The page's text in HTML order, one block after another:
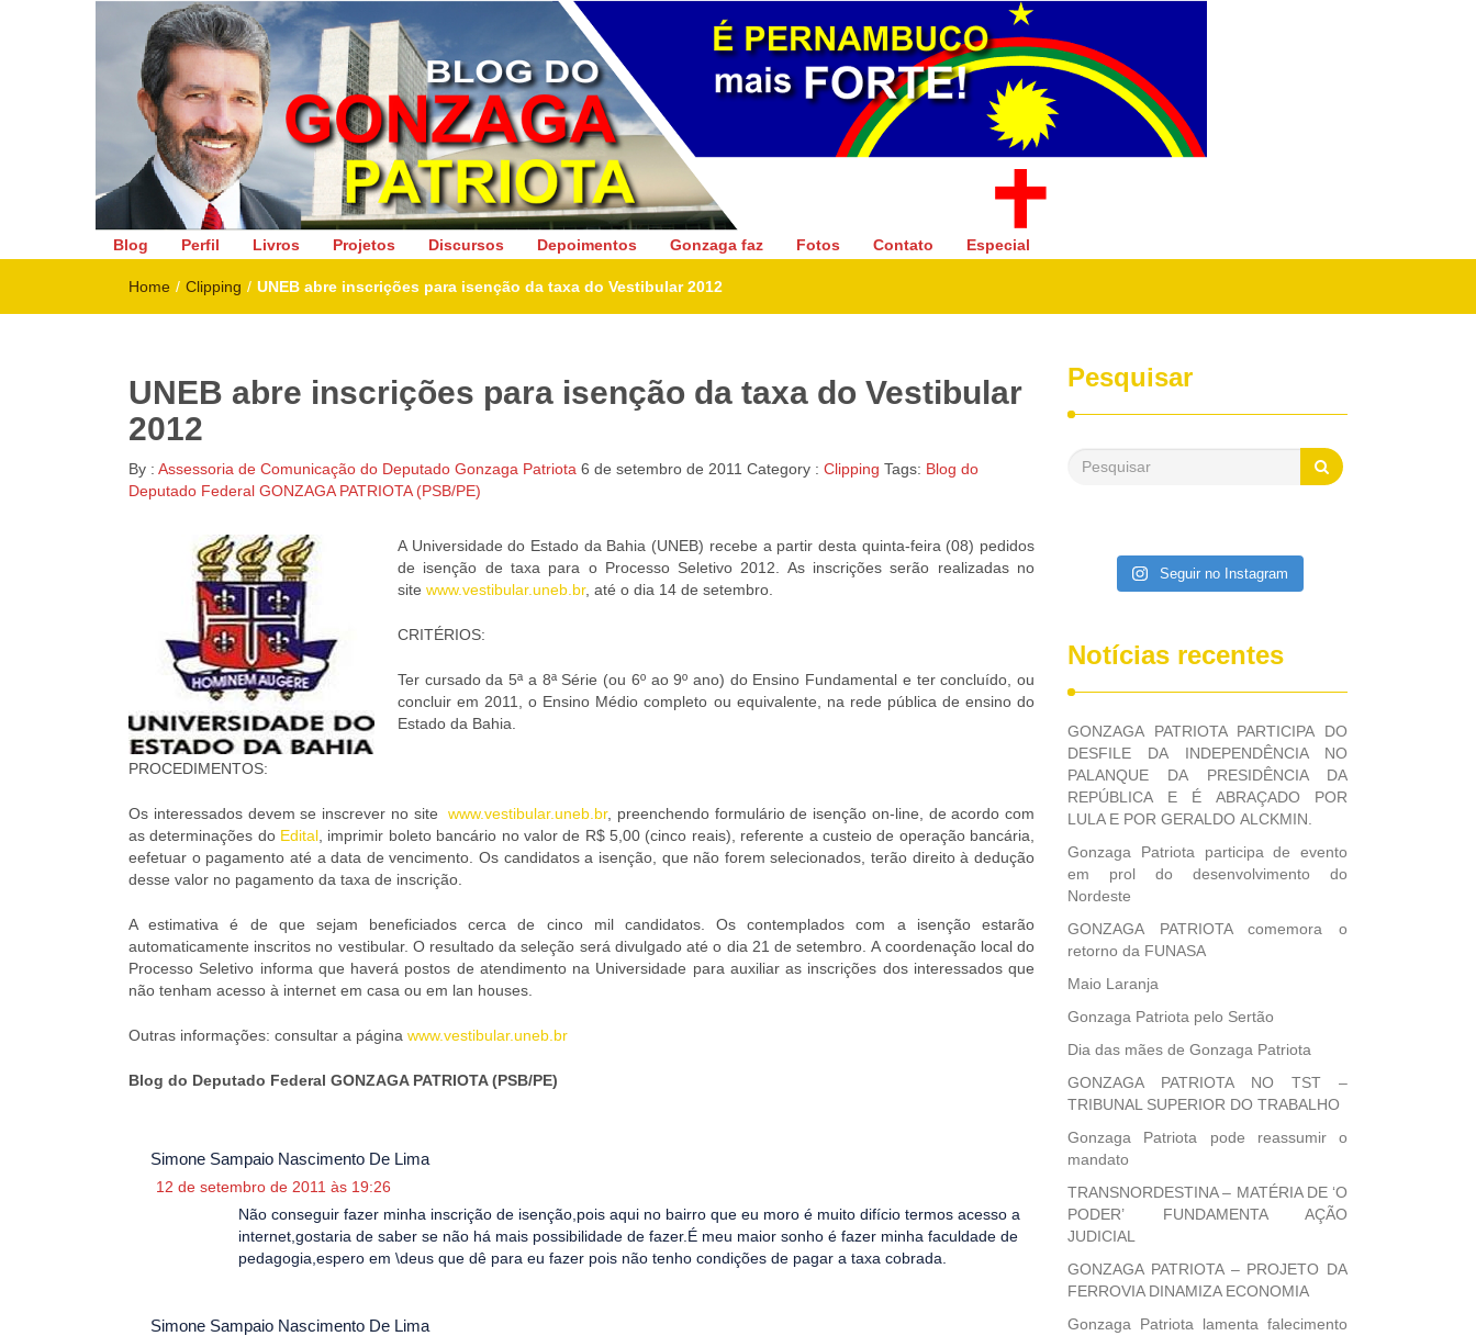
Gonzaga Patriota
Deputado Federal
Blog Perfil Livros Projetos Discursos Depoimentos Gonzaga faz Fotos Contato Especial
Home / Clipping / UNEB abre inscrições para isenção da taxa do Vestibular 2012
UNEB abre inscrições para isenção da taxa do Vestibular
2012
By : Assessoria de Comunicação do Deputado Gonzaga Patriota 6 de setembro de 2011 Category : Clipping Tags: Blog do
Deputado Federal GONZAGA PATRIOTA (PSB/PE)
A Universidade do Estado da Bahia (UNEB) recebe a partir desta quinta-feira (08) pedidos
de isenção de taxa para o Processo Seletivo 2012. As inscrições serão realizadas no
site www.vestibular.uneb.br, até o dia 14 de setembro.
CRITÉRIOS:
Ter cursado da 5ª a 8ª Série (ou 6º ao 9º ano) do Ensino Fundamental e ter concluído, ou
concluir em 2011, o Ensino Médio completo ou equivalente, na rede pública de ensino do
Estado da Bahia.
PROCEDIMENTOS:
Os interessados devem se inscrever no site www.vestibular.uneb.br, preenchendo formulário de isenção on-line, de acordo com
as determinações do Edital , imprimir boleto bancário no valor de R$ 5,00 (cinco reais), referente a custeio de operação bancária,
eefetuar o pagamento até a data de vencimento. Os candidatos a isenção, que não forem selecionados, terão direito à dedução
desse valor no pagamento da taxa de inscrição.
A estimativa é de que sejam beneficiados cerca de cinco mil candidatos. Os contemplados com a isenção estarão
automaticamente inscritos no vestibular. O resultado da seleção será divulgado até o dia 21 de setembro. A coordenação local do
Processo Seletivo informa que haverá postos de atendimento na Universidade para auxiliar as inscrições dos interessados que
não tenham acesso à internet em casa ou em lan houses.
Outras informações: consultar a página www.vestibular.uneb.br
Blog do Deputado Federal GONZAGA PATRIOTA (PSB/PE)
Simone Sampaio Nascimento De Lima
12 de setembro de 2011 às 19:26
Não conseguir fazer minha inscrição de isenção,pois aqui no bairro que eu moro é muito difício termos acesso a
internet,gostaria de saber se não há mais possibilidade de fazer.É meu maior sonho é fazer minha faculdade de
pedagogia,espero em \deus que dê para eu fazer pois não tenho condições de pagar a taxa cobrada.
Simone Sampaio Nascimento De Lima
Pesquisar
Seguir no Instagram
Notícias recentes
GONZAGA PATRIOTA PARTICIPA DO
DESFILE DA INDEPENDÊNCIA NO
PALANQUE DA PRESIDÊNCIA DA
REPÚBLICA E É ABRAÇADO POR
LULA E POR GERALDO ALCKMIN.
Gonzaga Patriota participa de evento
em prol do desenvolvimento do
Nordeste
GONZAGA PATRIOTA comemora o
retorno da FUNASA
Maio Laranja
Gonzaga Patriota pelo Sertão
Dia das mães de Gonzaga Patriota
GONZAGA PATRIOTA NO TST –
TRIBUNAL SUPERIOR DO TRABALHO
Gonzaga Patriota pode reassumir o
mandato
TRANSNORDESTINA – MATÉRIA DE ‘O
PODER’ FUNDAMENTA AÇÃO
JUDICIAL
GONZAGA PATRIOTA – PROJETO DA
FERROVIA DINAMIZA ECONOMIA
Gonzaga Patriota lamenta falecimento